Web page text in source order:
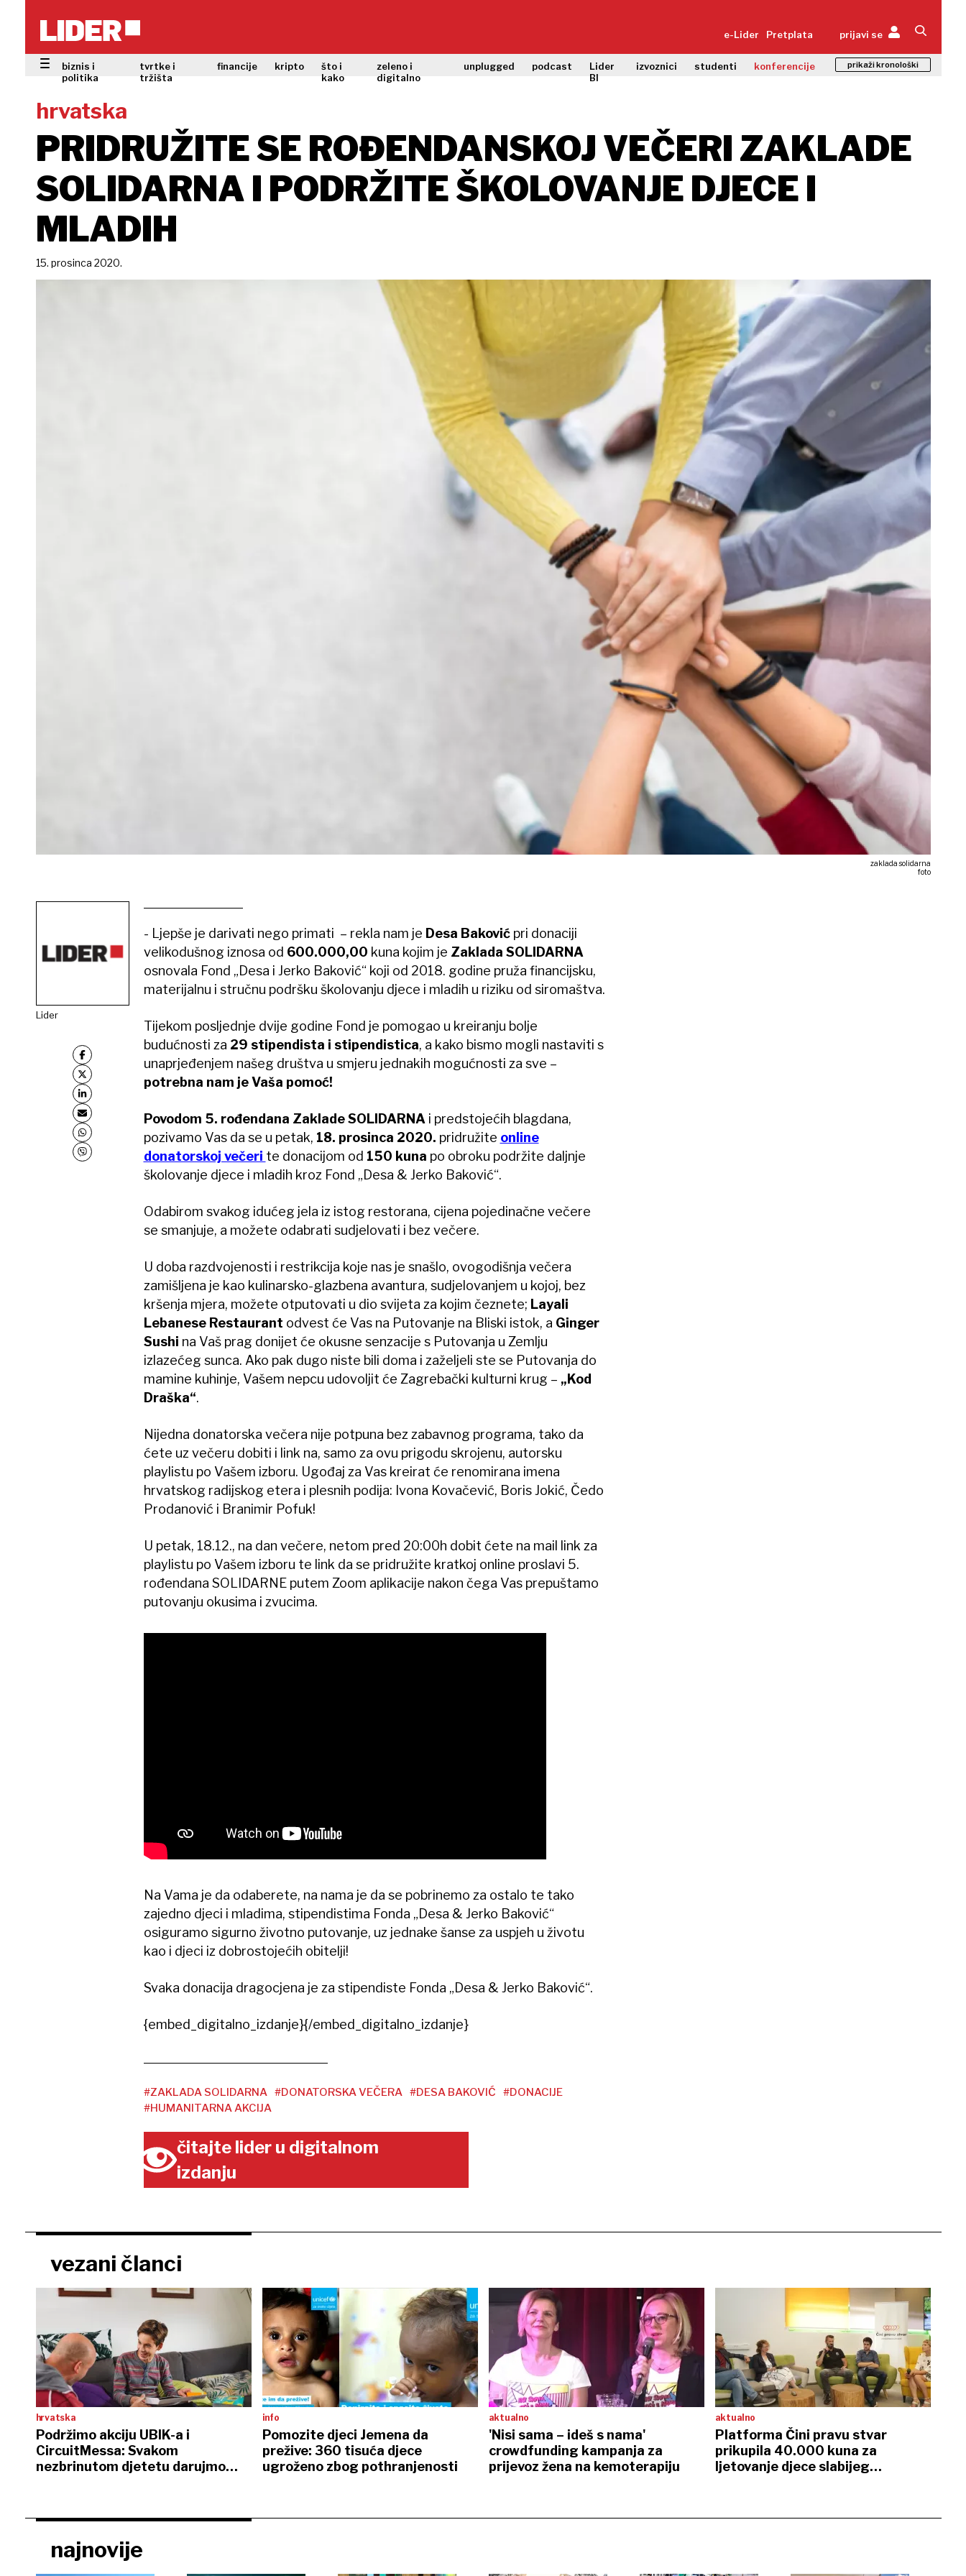
e-Lider Pretplata prijavi se
biznis i
politika
tvrtke i
tržišta
financije kripto
što i
kako
zeleno i
digitalno
unplugged podcast
Lider
BI
izvoznici studenti konferencije prikaži kronološki
hrvatska
PRIDRUŽITE SE ROĐENDANSKOJ VEČERI ZAKLADE
SOLIDARNA I PODRŽITE ŠKOLOVANJE DJECE I
MLADIH
15. prosinca 2020.
zaklada solidarna
foto
Lider
- Ljepše je darivati nego primati – rekla nam je Desa Bakovićpri donaciji
velikodušnog iznosa od 600.000,00 kuna kojim je Zaklada SOLIDARNA
osnovala Fond „Desa i Jerko Baković“ koji od 2018. godine pruža financijsku,
materijalnu i stručnu podršku školovanju djece i mladih u riziku od siromaštva.
Tijekom posljednje dvije godine Fond je pomogao u kreiranju bolje
budućnosti za 29 stipendista i stipendistica, a kako bismo mogli nastaviti s
unaprjeđenjem našeg društva u smjeru jednakih mogućnosti za sve –
potrebna nam je Vaša pomoć!
Povodom 5. rođendana Zaklade SOLIDARNA i predstojećih blagdana,
pozivamo Vas da se u petak, 18. prosinca 2020. pridružite online
donatorskoj večeri te donacijom od 150 kuna po obroku podržite daljnje
školovanje djece i mladih kroz Fond „Desa & Jerko Baković“.
Odabirom svakog idućeg jela iz istog restorana, cijena pojedinačne večere
se smanjuje, a možete odabrati sudjelovati i bez večere.
U doba razdvojenosti i restrikcija koje nas je snašlo, ovogodišnja večera
zamišljena je kao kulinarsko-glazbena avantura, sudjelovanjem u kojoj, bez
kršenja mjera, možete otputovati u dio svijeta za kojim čeznete; Layali
Lebanese Restaurant odvest će Vas na Putovanje na Bliski istok, a Ginger
Sushi na Vaš prag donijet će okusne senzacije s Putovanja u Zemlju
izlazećeg sunca. Ako pak dugo niste bili doma i zaželjeli ste se Putovanja do
mamine kuhinje, Vašem nepcu udovoljit će Zagrebački kulturni krug – „Kod
Draška“.
Nijedna donatorska večera nije potpuna bez zabavnog programa, tako da
ćete uz večeru dobiti i link na, samo za ovu prigodu skrojenu, autorsku
playlistu po Vašem izboru. Ugođaj za Vas kreirat će renomirana imena
hrvatskog radijskog etera i plesnih podija: Ivona Kovačević, Boris Jokić, Čedo
Prodanović i Branimir Pofuk!
U petak, 18.12., na dan večere, netom pred 20:00h dobit ćete na mail link za
playlistu po Vašem izboru te link da se pridružite kratkoj online proslavi 5.
rođendana SOLIDARNE putem Zoom aplikacije nakon čega Vas prepuštamo
putovanju okusima i zvucima.
Na Vama je da odaberete, na nama je da se pobrinemo za ostalo te tako
zajedno djeci i mladima, stipendistima Fonda „Desa & Jerko Baković“
osiguramo sigurno životno putovanje, uz jednake šanse za uspjeh u životu
kao i djeci iz dobrostojećih obitelji!
Svaka donacija dragocjena je za stipendiste Fonda „Desa & Jerko Baković“.
{embed_digitalno_izdanje}{/embed_digitalno_izdanje}
#ZAKLADA SOLIDARNA #DONATORSKA VEČERA #DESA BAKOVIĆ
#DONACIJE
#HUMANITARNA AKCIJA
čitajte lider u digitalnom
izdanju
vezani članci
hrvatska
Podržimo akciju UBIK-a i
CircuitMessa: Svakom
nezbrinutom djetetu darujmo
info
Pomozite djeci Jemena da
prežive: 360 tisuća djece
ugroženo zbog pothranjenosti
aktualno
'Nisi sama – ideš s nama'
crowdfunding kampanja za
prijevoz žena na kemoterapiju
aktualno
Platforma Čini pravu stvar
prikupila 40.000 kuna za
ljetovanje djece slabijeg
najnovije